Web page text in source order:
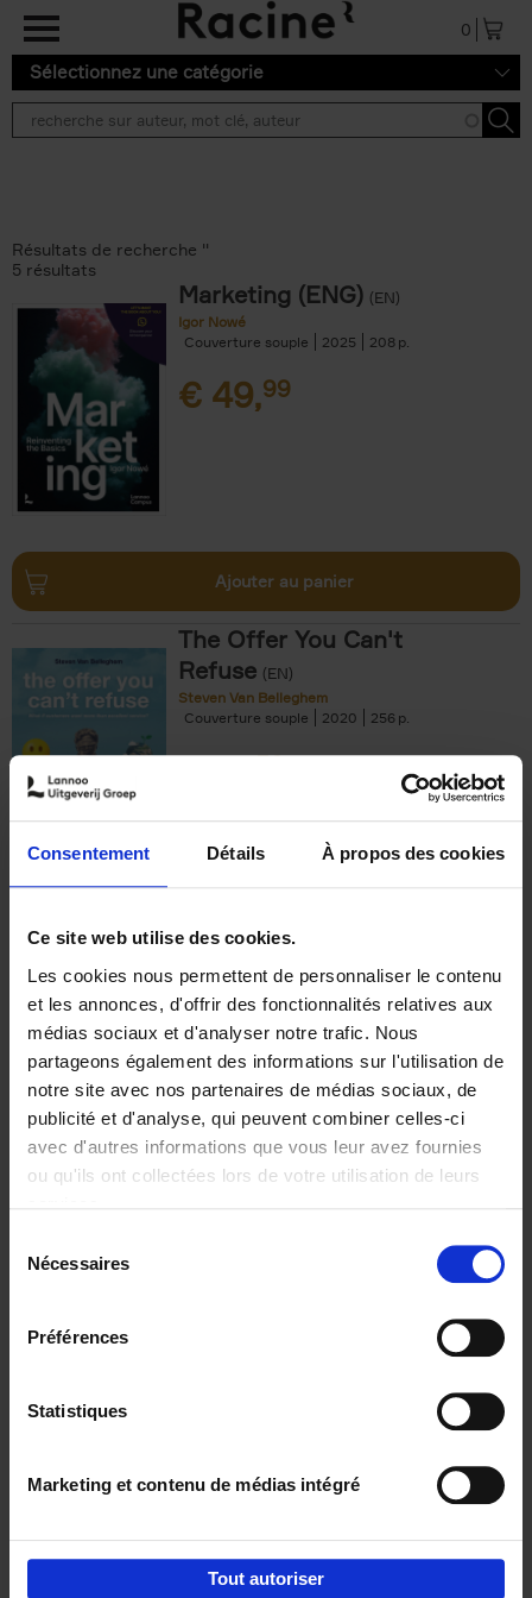
Consentement Détails À propos des cookies
Ce site web utilise des cookies.
Les cookies nous permettent de personnaliser le contenu
et les annonces, d'offrir des fonctionnalités relatives aux
médias sociaux et d'analyser notre trafic. Nous
partageons également des informations sur l'utilisation de
notre site avec nos partenaires de médias sociaux, de
publicité et d'analyse, qui peuvent combiner celles-ci
avec d'autres informations que vous leur avez fournies
ou qu'ils ont collectées lors de votre utilisation de leurs
Nécessaires
Préférences
Statistiques
Marketing et contenu de médias intégré
Tout autoriser
Aller au contenu principal
0
Sélectionnez une catégorie
Résultats de recherche ''
5 résultats
Marketing (ENG) (EN)
Igor Nowé
Couverture souple
2025 208
€ 49,99
Ajouter au panier
The Offer You Can't
Refuse (EN)
Steven Van Belleghem
Couverture souple
2020 256
€37,50
Building Bonds = Building
Business
Jochen Roef Jozefien De Feyter
Carolien Boom
Couverture souple
2025 200
€29,99
Digital marketing like a PRO -
completely revised edition (EN)